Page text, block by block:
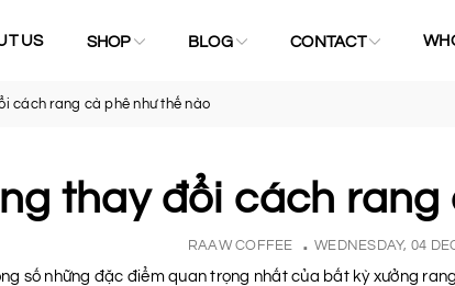
US SHOP BLOG CONTACT
cách rang cà phê như thế nào
thay đổi cách
RAAW COFFEE WEDNESDAY, 04
số những đặc điểm quan trọng nhất của bất kỳ xưởng